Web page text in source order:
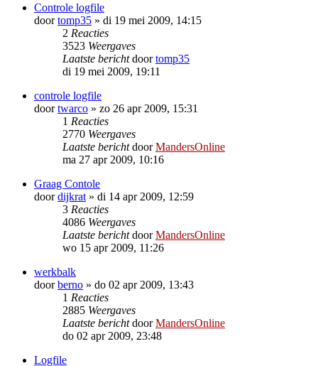
Controle logfile
doortomp35 » di 19 mei 2009, 14:15
2 Reacties
3523 Weergaves
Laatste berichtdoortomp35
di 19 mei 2009, 19:11
controle logfile
doortwarco » zo 26 apr 2009, 15:31
1 Reacties
2770 Weergaves
Laatste berichtdoorMandersOnline
ma 27 apr 2009, 10:16
Graag Contole
doordijkrat » di 14 apr 2009, 12:59
3 Reacties
4086 Weergaves
Laatste berichtdoorMandersOnline
wo 15 apr 2009, 11:26
werkbalk
doorberno » do 02 apr 2009, 13:43
1 Reacties
2885 Weergaves
Laatste berichtdoorMandersOnline
do 02 apr 2009, 23:48
Logfile